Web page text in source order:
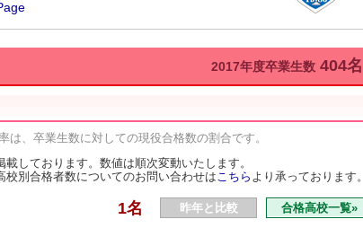
2017年度卒業生数 404名
は、卒業生数に対しての現役合格数の割合です。
しております。数値は順次変動いたします。
別合格者数についてのお問い合わせは こちら より承っております。
1名 昨年と比較 合格高校一覧»